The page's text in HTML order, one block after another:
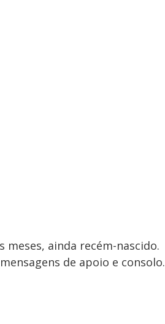
ainda recém-nascido.
de apoio e consolo.